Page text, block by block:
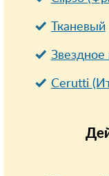
Тканевый
Звездное
Cerutti